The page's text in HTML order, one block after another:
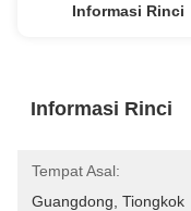
Informasi Rinci
Informasi Rinci
Tempat Asal:
Guangdong, Tiongkok